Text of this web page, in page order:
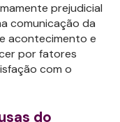
prejudicial
comunicação da
acontecimento e
por fatores
com o
do